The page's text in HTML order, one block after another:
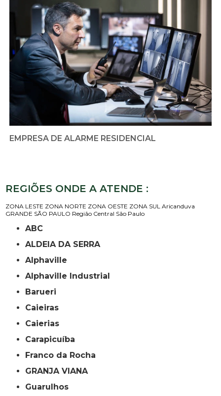
EMPRESA DE ALARME RESIDENCIAL
REGIÕES ONDE A ATENDE :
ZONA LESTE ZONA NORTE ZONA OESTE ZONA SUL Aricanduva
GRANDE SÃO PAULO Região Central São Paulo
ABC
ALDEIA DA SERRA
Alphaville
Alphaville Industrial
Barueri
Caieiras
Caierias
Carapicuíba
Franco da Rocha
GRANJA VIANA
Guarulhos